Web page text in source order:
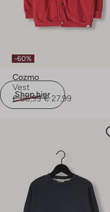
Shop hier
-60%
Cozmo
Vest
€ 68,99 € 27,99